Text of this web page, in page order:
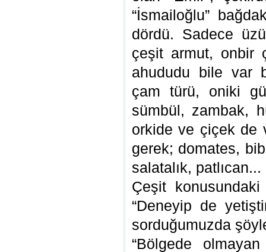
“İsmailoğlu”
dördü. Sadece
çeşit armut, onbir
ahududu bile var
çam türü, oniki
sümbül, zambak,
orkide ve çiçek de
gerek; domates,
salatalık, patlıcan...
Çeşit
“Deneyip de
sorduğumuzda
“Bölgede